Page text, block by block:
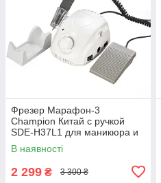
Фрезер Марафон-3
Champion Китай с ручкой
SDE-H37L1 для маникюра и
педикюра
В наявності
2 299 ₴ 3 300 ₴